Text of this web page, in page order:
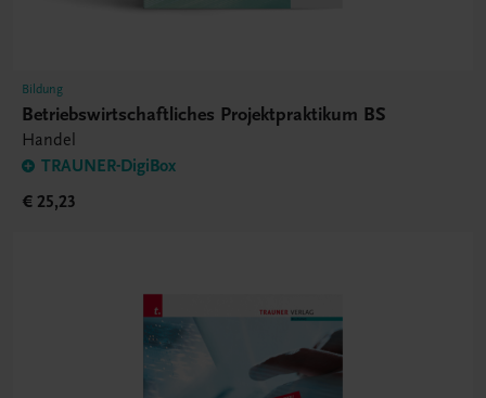
Bildung
Betriebswirtschaftliches Projektpraktikum BS
Handel
TRAUNER-DigiBox
€ 25,23